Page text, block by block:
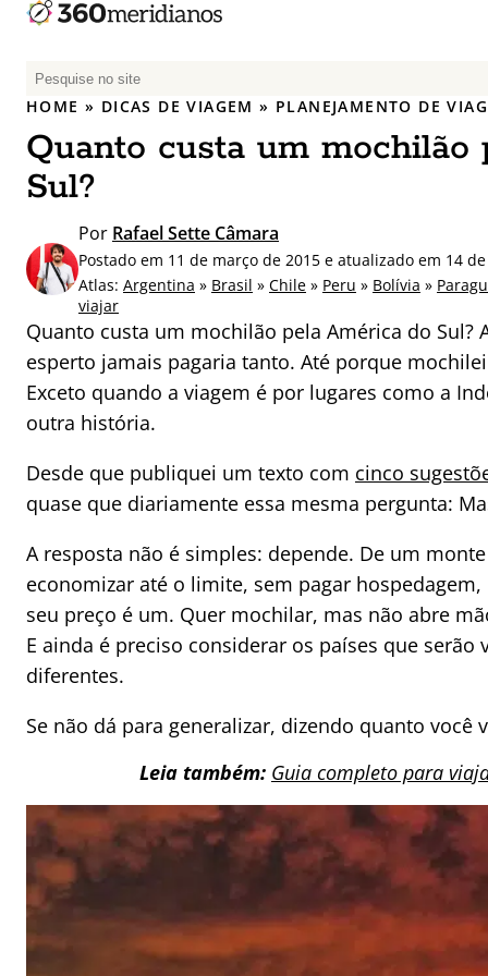
P
e
q
u
i
a
r
o
r
:
HOME » DICAS DE VIAGEM » PLANEJAMENTO DE
Quanto custa um mochilão
Sul?
Por Rafael Sette Câmara
Postado em 11 de março de 2015 e atualizado em 14
Atlas: Argentina » Brasil » Chile » Peru » Bolívia »
viajar
Quanto custa um mochilão pela América do
esperto jamais pagaria tanto. Até porque
Exceto quando a viagem é por lugares como a
outra história.
Desde que publiquei um texto com cinco
quase que diariamente essa mesma pergunta:
A resposta não é simples: depende. De um
economizar até o limite, sem pagar
seu preço é um. Quer mochilar, mas não abre
E ainda é preciso considerar os países que
diferentes.
Se não dá para generalizar, dizendo quanto
Leia também: Guia completo para